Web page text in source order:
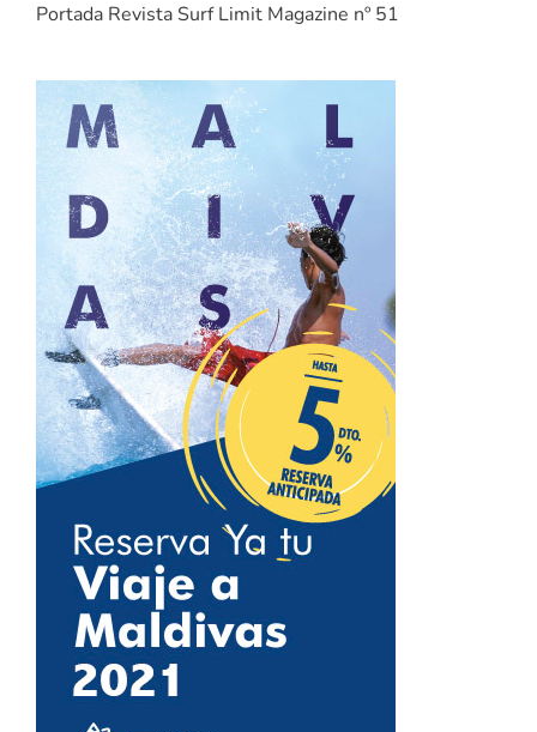
Portada Revista Surf Limit Magazine nº 51